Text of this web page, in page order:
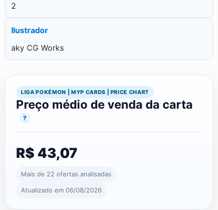
2
Ilustrador
aky CG Works
LIGA POKÉMON | MYP CARDS | PRICE CHART
Preço médio de venda da carta
?
R$ 43,07
Mais de 22 ofertas analisadas
Atualizado em 06/08/2026